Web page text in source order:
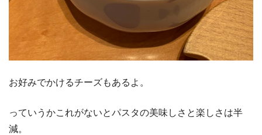
お好みでかけるチーズもあるよ。
っていうかこれがないとパスタの美味しさと楽しさは半
減。